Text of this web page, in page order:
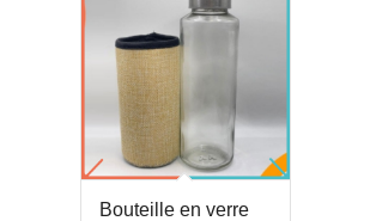
Bouteille en verre